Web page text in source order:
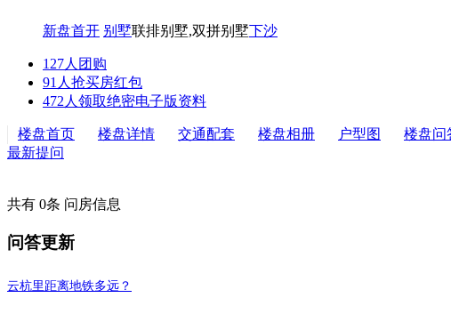
新盘首开 别墅联排别墅,双拼别墅下沙
127人团购
91人抢买房红包
472人领取绝密电子版资料
楼盘首页 楼盘详情 交通配套 楼盘相册 户型图 楼盘问
最新提问
共有 0条 问房信息
问答更新
云杭里距离地铁多远？